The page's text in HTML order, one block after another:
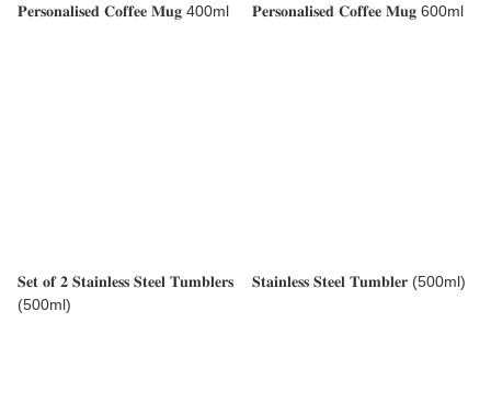
𝐏𝐞𝐫𝐬𝐨𝐧𝐚𝐥𝐢𝐬𝐞𝐝 𝐂𝐨𝐟𝐟𝐞𝐞 𝐌𝐮𝐠 400ml 𝐏𝐞𝐫𝐬𝐨𝐧𝐚𝐥𝐢𝐬𝐞𝐝 𝐂𝐨𝐟𝐟𝐞𝐞 𝐌𝐮𝐠 600ml
𝐒𝐞𝐭 𝐨𝐟 𝟐 𝐒𝐭𝐚𝐢𝐧𝐥𝐞𝐬𝐬 𝐒𝐭𝐞𝐞𝐥 𝐓𝐮𝐦𝐛𝐥𝐞𝐫𝐬
(500ml)
𝐒𝐭𝐚𝐢𝐧𝐥𝐞𝐬𝐬 𝐒𝐭𝐞𝐞𝐥 𝐓𝐮𝐦𝐛𝐥𝐞𝐫 (500ml)